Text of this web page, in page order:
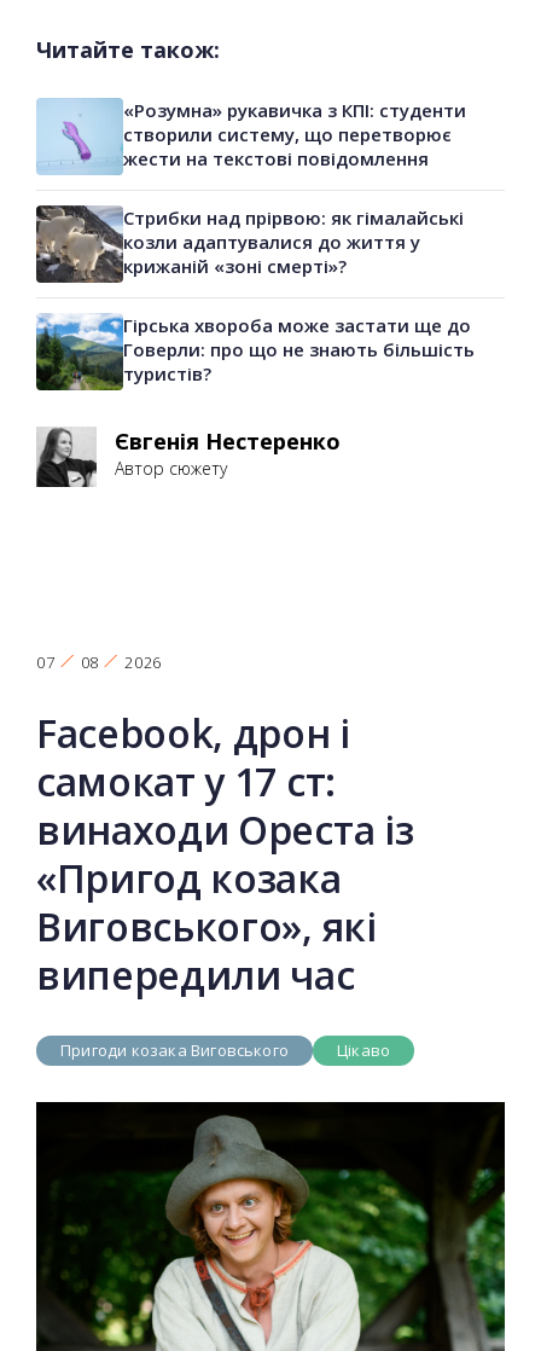
Читайте також:
«Розумна» рукавичка з КПІ: студенти
створили систему, що перетворює
жести на текстові повідомлення
Стрибки над прірвою: як гімалайські
козли адаптувалися до життя у
крижаній «зоні смерті»?
Гірська хвороба може застати ще до
Говерли: про що не знають більшість
туристів?
Євгенія Нестеренко
Автор сюжету
07 08 2026
Facebook, дрон і
самокат у 17 ст:
винаходи Ореста із
«Пригод козака
Виговського», які
випередили час
Пригоди козака Виговського Цікаво